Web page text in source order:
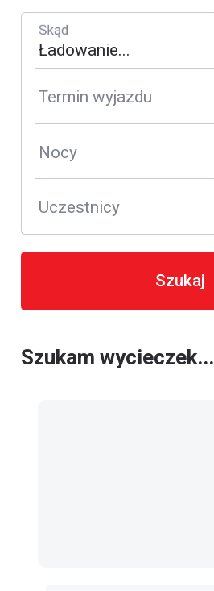
Skąd
Termin wyjazdu
Nocy
Uczestnicy
Szukaj
Szukam wycieczek...